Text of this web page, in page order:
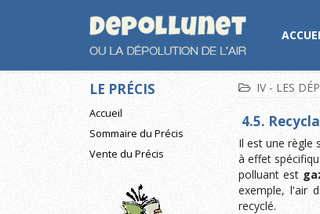
LE PRÉCIS
Accueil
Sommaire du Précis
Vente du Précis
IV - LES
4.5.
Il est une règle
à effet
polluant est
exemple, l'air
recyclé.